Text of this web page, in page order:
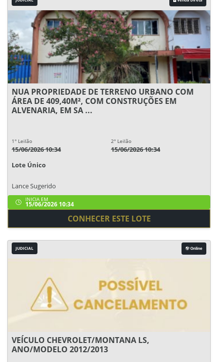
NUA PROPRIEDADE DE TERRENO URBANO COM
ÁREA DE 409,40M², COM CONSTRUÇÕES EM
ALVENARIA, EM SA ...
1° Leilão
15/06/2026 10:34
2° Leilão
15/06/2026 10:34
Lote Único
Lance Sugerido
INICIA EM
15/06/2026 10:34
CONHECER ESTE LOTE
JUDICIAL Online
VEÍCULO CHEVROLET/MONTANA LS,
ANO/MODELO 2012/2013